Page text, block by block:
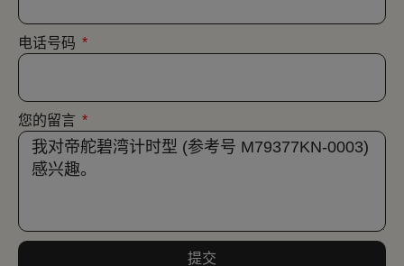
电话号码
您的留言
提交